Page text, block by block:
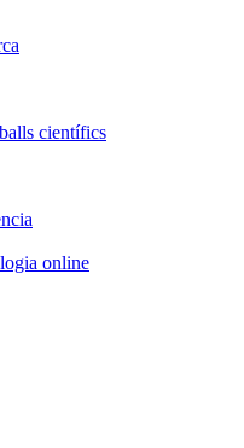
científics
online